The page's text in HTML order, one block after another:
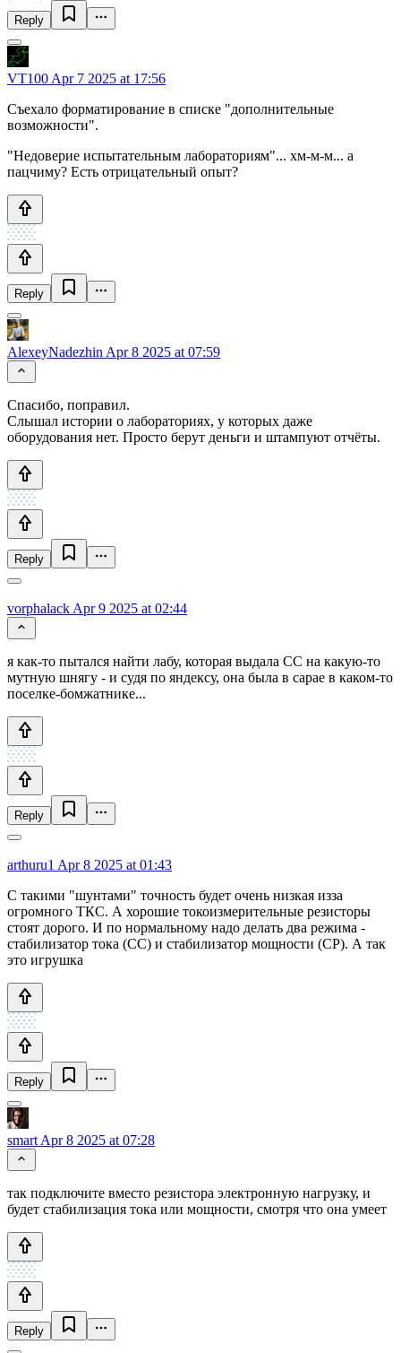
Reply
VT100 Apr 7 2025 at 17:56
Съехало форматирование в списке "дополнительные
возможности".
"Недоверие испытательным лабораториям"... хм-м-м... а
пацчиму? Есть отрицательный опыт?
Reply
AlexeyNadezhin Apr 8 2025 at 07:59
Спасибо, поправил.
Слышал истории о лабораториях, у которых даже
оборудования нет. Просто берут деньги и штампуют отчёты.
Reply
vorphalack Apr 9 2025 at 02:44
я как-то пытался найти лабу, которая выдала СС на какую-то
мутную шнягу - и судя по яндексу, она была в сарае в каком-то
поселке-бомжатнике...
Reply
arthuru1 Apr 8 2025 at 01:43
С такими "шунтами" точность будет очень низкая изза
огромного ТКС. А хорошие токоизмерительные резисторы
стоят дорого. И по нормальному надо делать два режима -
стабилизатор тока (СС) и стабилизатор мощности (СР). А так
это игрушка
Reply
smart Apr 8 2025 at 07:28
так подключите вместо резистора электронную нагрузку, и
будет стабилизация тока или мощности, смотря что она умеет
Reply